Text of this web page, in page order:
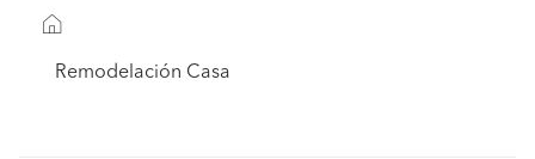
Remodelación Casa